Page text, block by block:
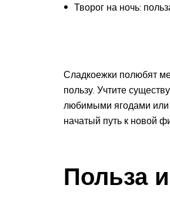
Творог на ночь:
Сладкоежки полюбят
пользу. Учтите
любимыми ягодами или
начатый путь к новой
Польза